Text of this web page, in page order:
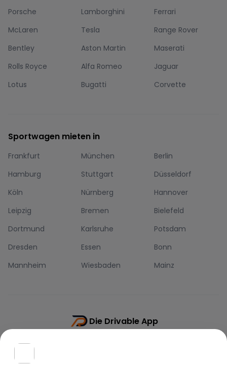
Porsche
Lamborghini
Ferrari
McLaren
Tesla
Range Rover
Bentley
Aston Martin
Maserati
Rolls Royce
Alfa Romeo
Jaguar
Lotus
Bugatti Corvette
Sportwagen mieten in
Frankfurt München
Berlin
Hamburg
Stuttgart
Düsseldorf
Köln
Nürnberg
Hannover
Leipzig
Bremen
Bielefeld
Dortmund
Karlsruhe
Potsdam
Dresden
Essen
Bonn
Mannheim
Wiesbaden Mainz
Die Drivable App